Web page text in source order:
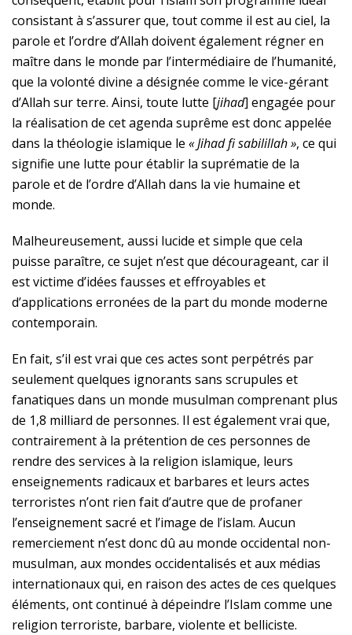
consistant à s’assurer que, tout comme il est au ciel, la
parole et l’ordre d’Allah doivent également régner en
maître dans le monde par l’intermédiaire de l’humanité,
que la volonté divine a désignée comme le vice-gérant
d’Allah sur terre. Ainsi, toute lutte [jihad] engagée pour
la réalisation de cet agenda suprême est donc appelée
dans la théologie islamique le « Jihad fi sabilillah », ce qui
signifie une lutte pour établir la suprématie de la
parole et de l’ordre d’Allah dans la vie humaine et
monde.
Malheureusement, aussi lucide et simple que cela
puisse paraître, ce sujet n’est que décourageant, car il
est victime d’idées fausses et effroyables et
d’applications erronées de la part du monde moderne
contemporain.
En fait, s’il est vrai que ces actes sont perpétrés par
seulement quelques ignorants sans scrupules et
fanatiques dans un monde musulman comprenant plus
de 1,8 milliard de personnes. Il est également vrai que,
contrairement à la prétention de ces personnes de
rendre des services à la religion islamique, leurs
enseignements radicaux et barbares et leurs actes
terroristes n’ont rien fait d’autre que de profaner
l’enseignement sacré et l’image de l’islam. Aucun
remerciement n’est donc dû au monde occidental non-
musulman, aux mondes occidentalisés et aux médias
internationaux qui, en raison des actes de ces quelques
éléments, ont continué à dépeindre l’Islam comme une
religion terroriste, barbare, violente et belliciste.